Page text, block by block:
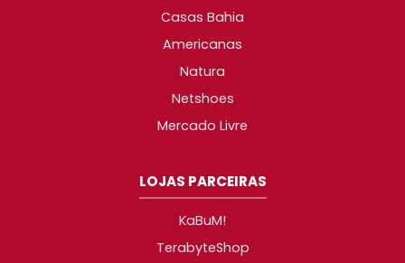
Casas Bahia
Americanas
Natura
Netshoes
Mercado Livre
LOJAS PARCEIRAS
KaBuM!
TerabyteShop